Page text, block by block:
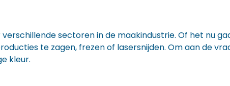
sectoren in de maakindustrie. Of het nu
te zagen, frezen of lasersnijden. Om aan de
kleur.